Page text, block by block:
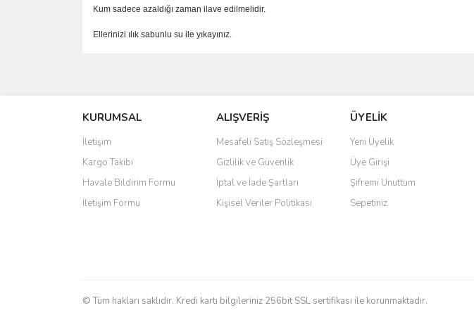
Kum sadece azaldığı zaman ilave edilmelidir.
Ellerinizi ılık sabunlu su ile yıkayınız.
Ürün resmi kalitesiz, bozuk veya görüntülenemiyor.
Ürün açıklamasında eksik bilgiler bulunuyor.
Ürün bilgilerinde hatalar bulunuyor.
Ürün fiyatı diğer sitelerden daha pahalı.
Bu ürüne benzer farklı alternatifler olmalı.
KURUMSAL
İletişim
Kargo Takibi
Havale Bildirim Formu
İletişim Formu
ALIŞVERİŞ
Mesafeli Satış Sözleşmesi
Gizlilik ve Güvenlik
İptal ve İade Şartları
Kişisel Veriler Politikası
ÜYELİK
Yeni Üyelik
Üye Girişi
Şifremi Unuttum
Sepetiniz
© Tüm hakları saklıdır. Kredi kartı bilgileriniz 256bit SSL sertifikası ile korunmaktadır.